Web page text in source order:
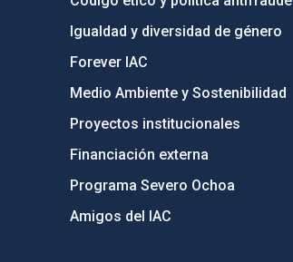
Igualdad y diversidad de género
Forever IAC
Medio Ambiente y Sostenibilidad
Proyectos institucionales
Financiación externa
Programa Severo Ochoa
Amigos del IAC